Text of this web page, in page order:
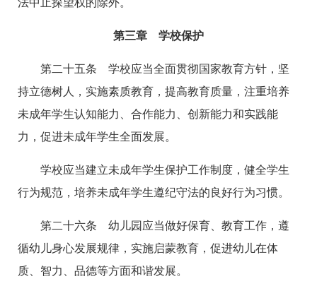
法中止探望权的除外。
第三章 学校保护
第二十五条 学校应当全面贯彻国家教育方针，坚
持立德树人，实施素质教育，提高教育质量，注重培养
未成年学生认知能力、合作能力、创新能力和实践能
力，促进未成年学生全面发展。
学校应当建立未成年学生保护工作制度，健全学生
行为规范，培养未成年学生遵纪守法的良好行为习惯。
第二十六条 幼儿园应当做好保育、教育工作，遵
循幼儿身心发展规律，实施启蒙教育，促进幼儿在体
质、智力、品德等方面和谐发展。